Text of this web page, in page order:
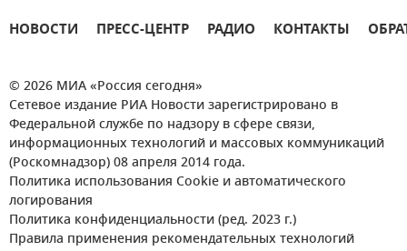
НОВОСТИ ПРЕСС-ЦЕНТР РАДИО КОНТАКТЫ
© 2026 МИА «Россия сегодня»
Сетевое издание РИА Новости зарегистрировано в
Федеральной службе по надзору в сфере связи,
информационных технологий и массовых коммуникаций
(Роскомнадзор) 08 апреля 2014 года.
Политика использования Cookie и автоматического
логирования
Политика конфиденциальности (ред. 2023 г.)
Правила применения рекомендательных технологий